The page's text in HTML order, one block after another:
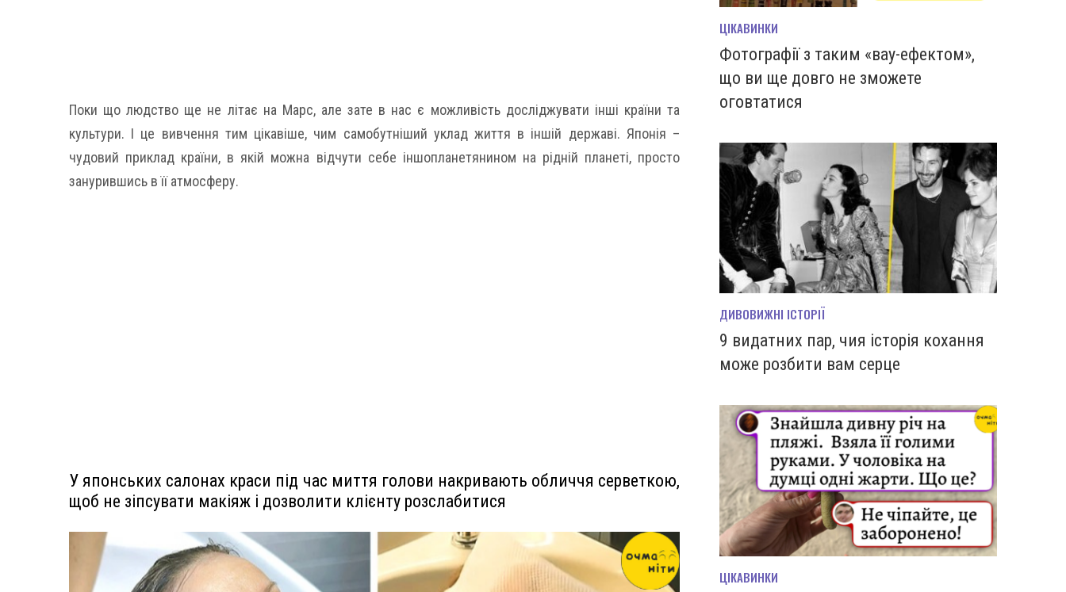
Поки що людство ще не літає на Марс, але зате в нас є можливість досліджувати інші країни та
культури. І це вивчення тим цікавіше, чим самобутніший уклад життя в іншій державі. Японія –
чудовий приклад країни, в якій можна відчути себе іншопланетянином на рідній планеті, просто
занурившись в її атмосферу.
У японських салонах краси під час миття голови накривають обличчя серветкою,
щоб не зіпсувати макіяж і дозволити клієнту розслабитися
ЦІКАВИНКИ
Фотографії з таким «вау-ефектом»,
що ви ще довго не зможете
оговтатися
ДИВОВИЖНІ ІСТОРІЇ
9 видатних пар, чия історія кохання
може розбити вам серце
ЦІКАВИНКИ